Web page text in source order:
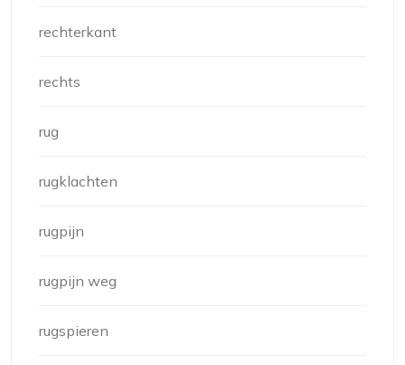
rechterkant
rechts
rug
rugklachten
rugpijn
rugpijn weg
rugspieren